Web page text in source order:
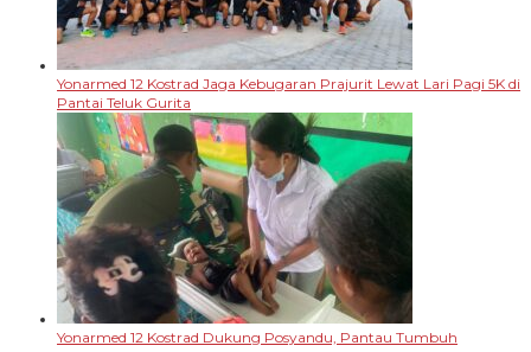
Yonarmed 12 Kostrad Jaga Kebugaran Prajurit Lewat Lari Pagi 5K di
Pantai Teluk Gurita
Yonarmed 12 Kostrad Dukung Posyandu, Pantau Tumbuh